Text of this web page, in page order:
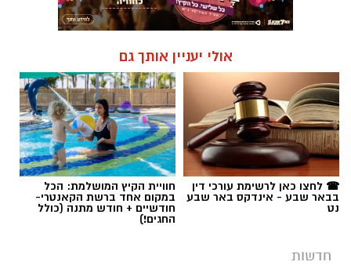
אולי יעניין אותך גם
☎ לחצו כאן לרשימת עורכי דין
בבאר שבע - אינדקס באר שבע
נט
חוויית הקיץ המושלמת: הכל
במקום אחד ברשת הקאנטרי-
חודשיים + חודש מתנה (כולל
החגים!)
חדשות